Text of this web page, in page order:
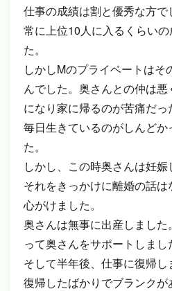
仕事の成績は割と優秀な方
常に上位10人に入るくらい
た。
しかしMのプライベートはそ
んでした。奥さんとの仲は
になり家に帰るのが苦痛だっ
毎日生きているのがしんど
た。
しかし、この時奥さんは妊娠
それをきっかけに離婚の話
心がけました。
奥さんは無事に出産しました
って奥さんをサポートしまし
そして半年後、仕事に復帰し
復帰したばかりでブランク